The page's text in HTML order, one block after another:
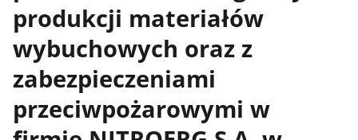
produkcji materiałów
wybuchowych oraz z
zabezpieczeniami
przeciwpożarowymi w